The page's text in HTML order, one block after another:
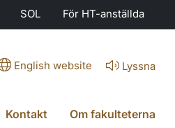
SOL För HT-anställda
English website Lyssna
Kontakt Om fakulteterna